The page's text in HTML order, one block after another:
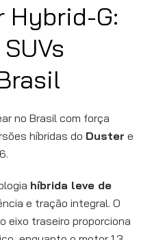
Hybrid-G:
no Brasil com força
híbridas do Duster e
híbrida leve de
e tração integral. O
eixo traseiro proporciona